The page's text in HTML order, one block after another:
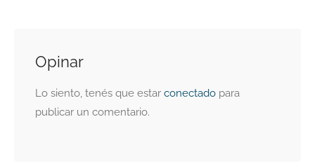
Opinar
Lo siento, tenés que estar conectado para
publicar un comentario.